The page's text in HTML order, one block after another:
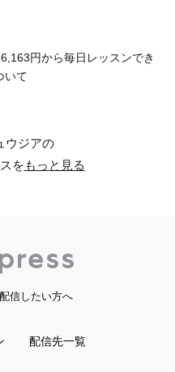
円から毎日レッスンでき
いて
ウジアの
をもっと見る
信したい方へ
配信先一覧